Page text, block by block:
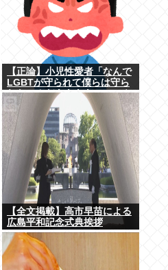
【正論】小児性愛者「なんで
LGBTが守られて僕らは守ら
れないんだああああ」←いや
犯罪だからやん
【全文掲載】高市早苗による
広島平和記念式典挨拶